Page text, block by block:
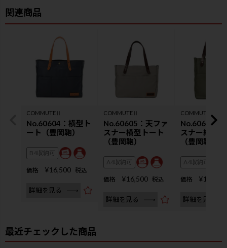
COMMUTEⅡ
No.60604：横型ト
ート（豊岡鞄）
B4収納可
価格 ¥16,500 税込
詳細を見る
COMMUTEⅡ
No.60605：天ファ
スナー横型トート
（豊岡鞄）
A4収納可
価格 ¥16,500 税込
詳細を見る
COMMUTEⅡ
No.60606：
スナー縦型
（豊岡鞄）
A4収納可
価格 ¥18,700
詳細を見る
最近チェックした商品